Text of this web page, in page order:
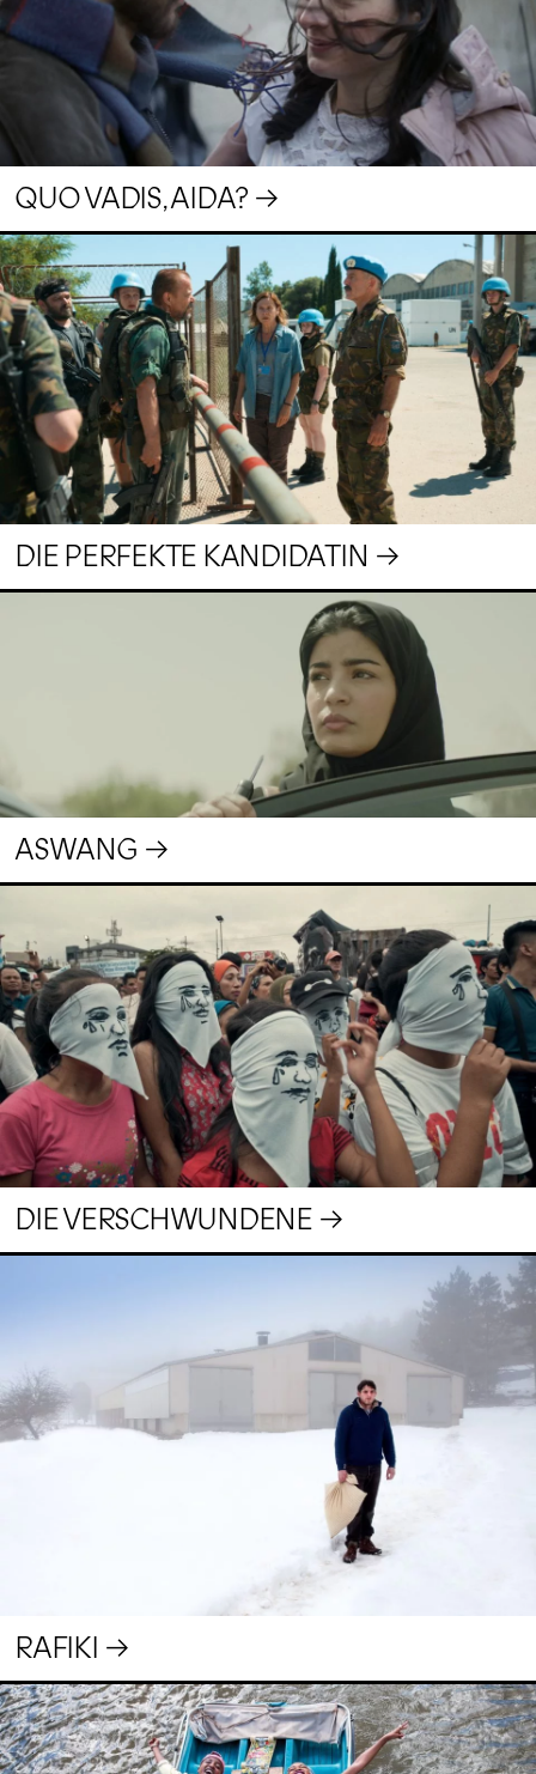
QUO VADIS, AIDA?
DIE PERFEKTE KANDIDATIN
ASWANG
DIE VERSCHWUNDENE
RAFIKI